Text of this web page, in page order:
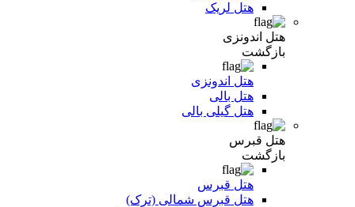
هتل لریک
هتل اندونزی
بازگشت
هتل اندونزی
هتل بالی
هتل گیلی بالی
هتل قبرس
بازگشت
هتل قبرس
هتل قبرس شمالی (ترک)